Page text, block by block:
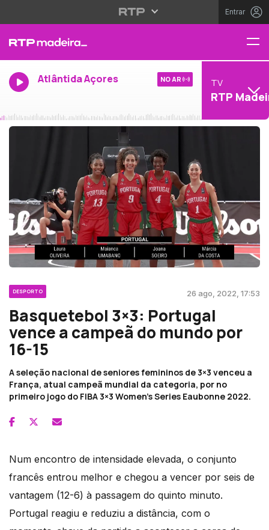
Entrar
Atlântida Açores NO AR TV
RTP
DESPORTO 26 ago, 2022, 17:53
Basquetebol 3×3: Portugal
vence a campeã do mundo por
16-15
A seleção nacional de seniores femininos de 3×3 venceu a
França, atual campeã mundial da categoria, por no
primeiro jogo do FIBA 3×3 Women’s Series Eaubonne 2022.
Num encontro de intensidade elevada, o conjunto
francês entrou melhor e chegou a vencer por seis de
vantagem (12-6) à passagem do quinto minuto.
Portugal reagiu e reduziu a distância, com o